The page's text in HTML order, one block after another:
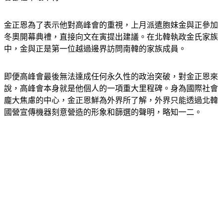
冬奧開幕典禮，直接向文在寅提出建議。在北韓執政金氏家族
中，金與正是第一位越過邊界訪問南韓的家族成員。
說，高峰會本身就是他個人的一項重大里程碑。身為國際社會
龐大焦慮的中心，金正恩鮮為外界所了解，外界只能透過北韓
國營宣傳機器刻意營造的形象和篩選的聲明，略知一二。